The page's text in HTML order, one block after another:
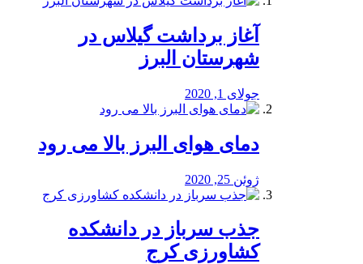
آغاز برداشت گیلاس در
شهرستان البرز
جولای 1, 2020
دمای هوای البرز بالا می رود
ژوئن 25, 2020
جذب سرباز در دانشکده
کشاورزی کرج